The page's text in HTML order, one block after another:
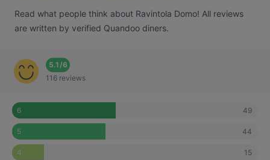
Read what people think about Ravintola Domo! All reviews
are written by verified Quandoo diners.
5.1/6
116 reviews
6 49
5 44
4 15